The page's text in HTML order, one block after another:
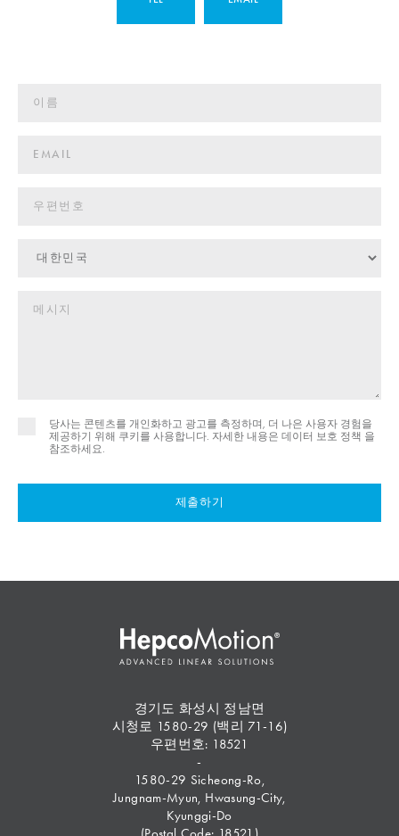
당사는 콘텐츠를 개인화하고 광고를 측정하며, 더 나은 사용자 경험을
제공하기 위해 쿠키를 사용합니다. 자세한 내용은 데이터 보호 정책 을
참조하세요.
제출하기
경기도 화성시 정남면
시청로 1580-29 (백리 71-16)
우편번호: 18521
-
1580-29 Sicheong-Ro,
Jungnam-Myun, Hwasung-City,
Kyunggi-Do